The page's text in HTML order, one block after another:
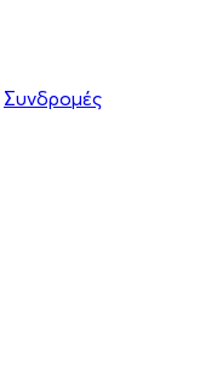
Συνδρομές